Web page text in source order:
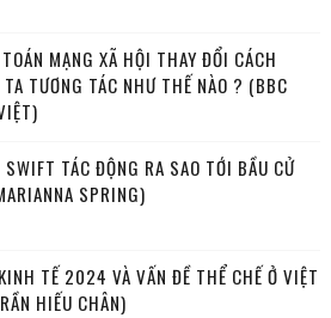
MẠNG XÃ HỘI THAY ĐỔI CÁCH
TA TƯƠNG TÁC NHƯ THẾ NÀO ? (BBC
SWIFT TÁC ĐỘNG RA SAO TỚI BẦU CỬ
SPRING)
TẾ 2024 VÀ VẤN ĐỀ THỂ CHẾ Ở VIỆT
HIẾU CHÂN)